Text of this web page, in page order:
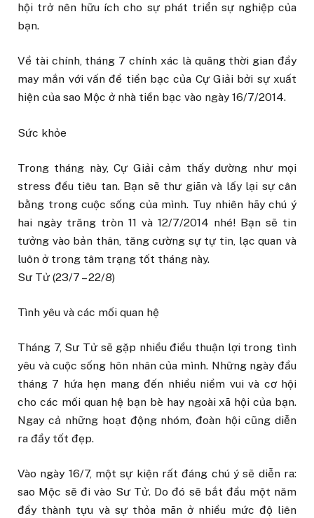
hội trở nên hữu ích cho sự phát triển sự nghiệp của
bạn.
Về tài chính, tháng 7 chính xác là quãng thời gian đầy
may mắn với vấn đề tiền bạc của Cự Giải bởi sự xuất
hiện của sao Mộc ở nhà tiền bạc vào ngày 16/7/2014.
Sức khỏe
Trong tháng này, Cự Giải cảm thấy dường như mọi
stress đều tiêu tan. Bạn sẽ thư giãn và lấy lại sự cân
bằng trong cuộc sống của mình. Tuy nhiên hãy chú ý
hai ngày trăng tròn 11 và 12/7/2014 nhé! Bạn sẽ tin
tưởng vào bản thân, tăng cường sự tự tin, lạc quan và
luôn ở trong tâm trạng tốt tháng này.
Sư Tử (23/7 – 22/8)
Tình yêu và các mối quan hệ
Tháng 7, Sư Tử sẽ gặp nhiều điều thuận lợi trong tình
yêu và cuộc sống hôn nhân của mình. Những ngày đầu
tháng 7 hứa hẹn mang đến nhiều niềm vui và cơ hội
cho các mối quan hệ bạn bè hay ngoài xã hội của bạn.
Ngay cả những hoạt động nhóm, đoàn hội cũng diễn
ra đầy tốt đẹp.
Vào ngày 16/7, một sự kiện rất đáng chú ý sẽ diễn ra:
sao Mộc sẽ đi vào Sư Tử. Do đó sẽ bắt đầu một năm
đầy thành tựu và sự thỏa mãn ở nhiều mức độ liên